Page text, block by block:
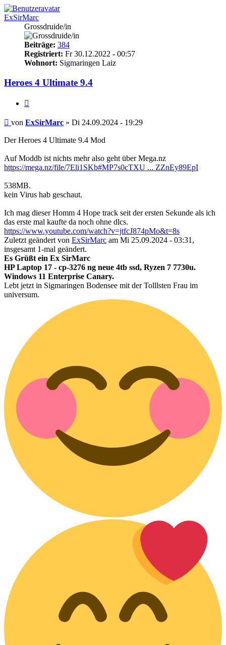
ExSirMarc
Grossdruide/in
Beiträge: 384
Registriert: Fr 30.12.2022 - 00:57
Wohnort: Sigmaringen Laiz
Heroes 4 Ultimate 9.4
Beitrag
von ExSirMarc » Di 24.09.2024 - 19:29
Der Heroes 4 Ultimate 9.4 Mod
Auf Moddb ist nichts mehr also geht über Mega.nz
https://mega.nz/file/7Eli1SKb#MP7s0cTXU ... ZZnEy89EpI
538MB.
kein Virus hab geschaut.
Ich mag dieser Homm 4 Hope track seit der ersten Sekunde als ich
das erste mal kaufte da noch ohne dlcs.
https://www.youtube.com/watch?v=jtfcJ874pMo&t=8s
Zuletzt geändert von ExSirMarc am Mi 25.09.2024 - 03:31,
insgesamt 1-mal geändert.
Es Grüßt ein Ex SirMarc
HP Laptop 17 - cp-3276 ng neue 4tb ssd, Ryzen 7 7730u.
Windows 11 Enterprise Canary.
Lebt jetzt in Sigmaringen Bodensee mit der Tolllsten Frau im
universum.